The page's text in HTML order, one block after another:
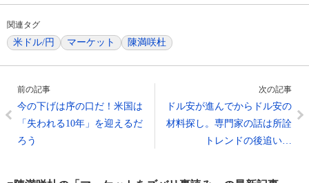
関連タグ
米ドル/円 マーケット 陳満咲杜
前の記事
今の下げは序の口だ！米国は
「失われる10年」を迎えるだ
ろう
次の記事
ドル安が進んでからドル安の
材料探し。専門家の話は所詮
トレンドの後追い…